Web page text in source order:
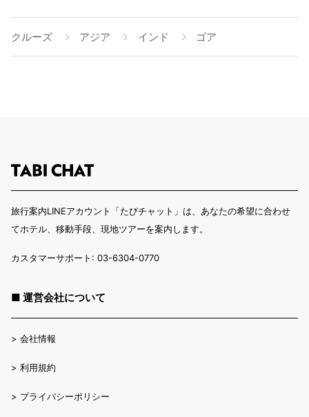
クルーズ アジア インド ゴア
旅行案内LINEアカウント「たびチャット」は、あなたの希望に合わせ
てホテル、移動手段、現地ツアーを案内します。
カスタマーサポート: 03-6304-0770
■ 運営会社について
> 会社情報
> 利用規約
> プライバシーポリシー